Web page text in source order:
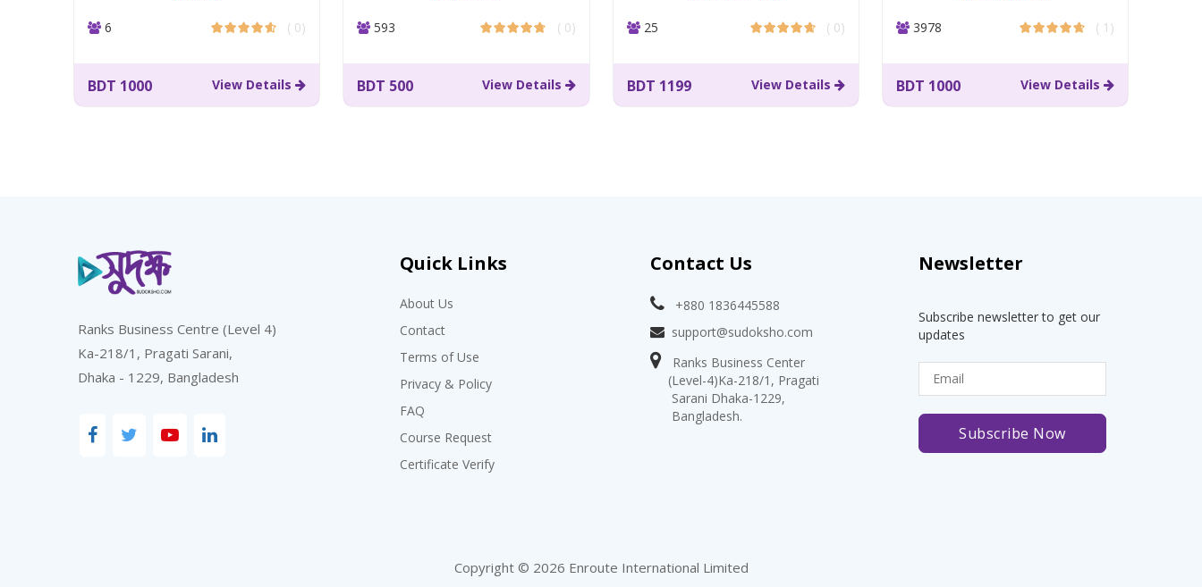
6 ( 0)
BDT 1000 View Details
593 ( 0)
BDT 500 View Details
25 ( 0)
BDT 1199 View Details
3978 ( 1)
BDT 1000 View Details
Ranks Business Centre (Level 4)
Ka-218/1, Pragati Sarani,
Dhaka - 1229, Bangladesh
Quick Links
About Us
Contact
Terms of Use
Privacy & Policy
FAQ
Course Request
Certificate Verify
Contact Us
+880 1836445588
support@sudoksho.com
Ranks Business Center
(Level-4)Ka-218/1, Pragati
Sarani Dhaka-1229,
Bangladesh.
Newsletter
Subscribe newsletter to get our
updates
Copyright © 2026 Enroute International Limited